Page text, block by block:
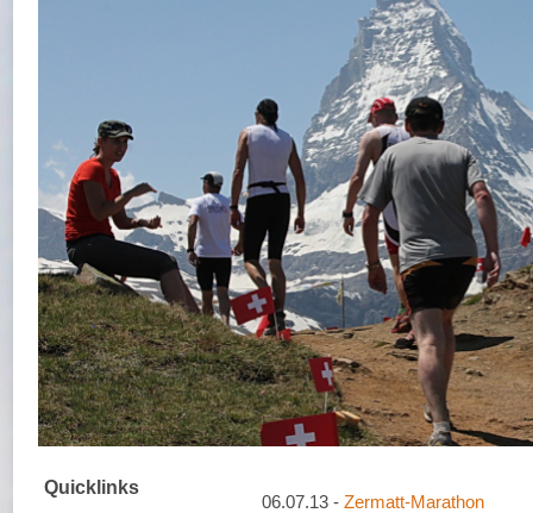
Quicklinks
06.07.13 - Zermatt-Marathon